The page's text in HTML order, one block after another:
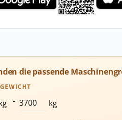
die passende
- kg